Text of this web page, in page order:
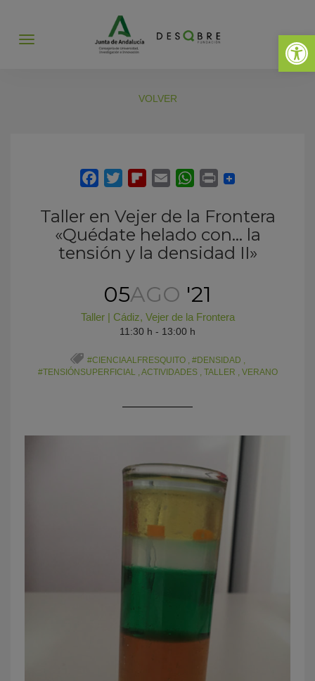
Abrir
Abrir
VOLVER
Taller en Vejer de la Frontera
«Quédate helado con… la
tensión y la densidad II»
05AGO '21
Taller| Cádiz, Vejer de la Frontera
11:30 h - 13:00 h
#CIENCIAALFRESQUITO, #DENSIDAD ,
#TENSIÓNSUPERFICIAL,ACTIVIDADES, TALLER , VERANO